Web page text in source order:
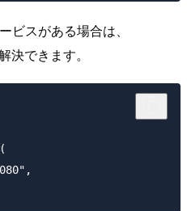
ビスがある場合は、
決できます。